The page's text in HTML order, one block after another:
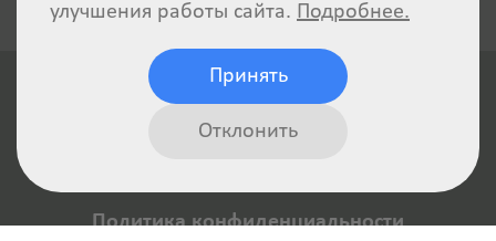
Политика конфиденциальности
улучшения работы сайта. Подробнее.
Принять
Отклонить